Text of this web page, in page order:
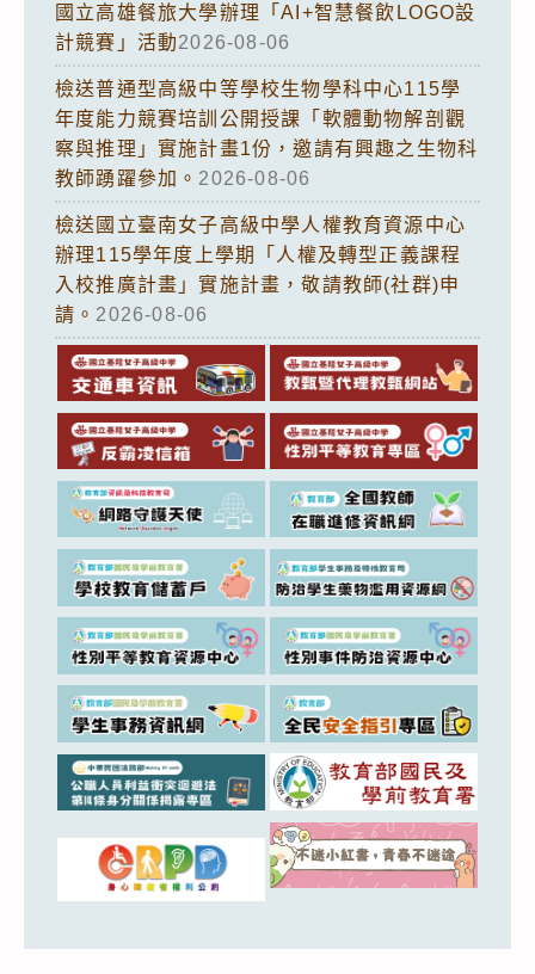
國立高雄餐旅大學辦理「AI+智慧餐飲LOGO設
計競賽」活動2026-08-06
檢送普通型高級中等學校生物學科中心115學
年度能力競賽培訓公開授課「軟體動物解剖觀
察與推理」實施計畫1份，邀請有興趣之生物科
教師踴躍參加。 2026-08-06
檢送國立臺南女子高級中學人權教育資源中心
辦理115學年度上學期「人權及轉型正義課程
入校推廣計畫」實施計畫，敬請教師(社群)申
請。 2026-08-06